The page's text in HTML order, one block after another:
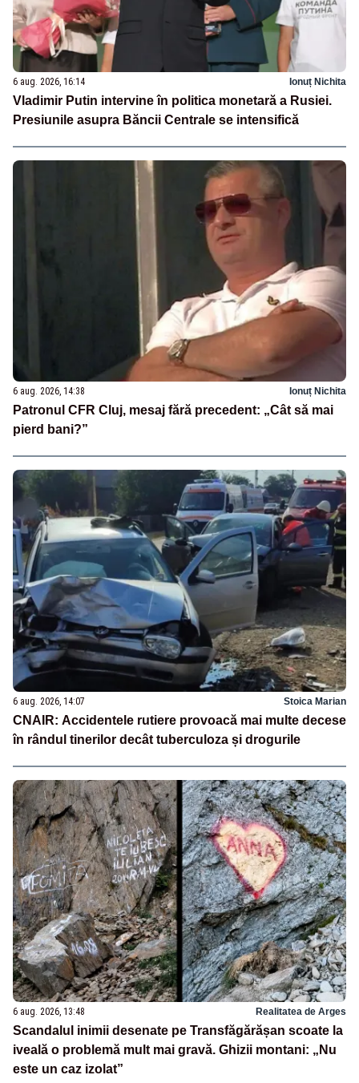
6 aug. 2026, 16:14 Ionuț Nichita
Vladimir Putin intervine în politica monetară a Rusiei.
Presiunile asupra Băncii Centrale se intensifică
6 aug. 2026, 14:38 Ionuț Nichita
Patronul CFR Cluj, mesaj fără precedent: „Cât să mai
pierd bani?”
6 aug. 2026, 14:07 Stoica Marian
CNAIR: Accidentele rutiere provoacă mai multe decese
în rândul tinerilor decât tuberculoza și drogurile
6 aug. 2026, 13:48 Realitatea de Arges
Scandalul inimii desenate pe Transfăgărășan scoate la
iveală o problemă mult mai gravă. Ghizii montani: „Nu
este un caz izolat”